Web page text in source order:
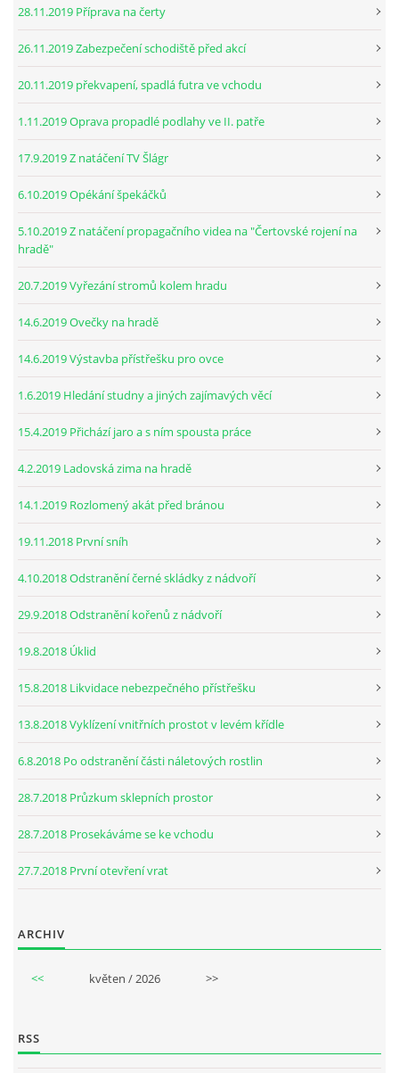
28.11.2019 Příprava na čerty
26.11.2019 Zabezpečení schodiště před akcí
20.11.2019 překvapení, spadlá futra ve vchodu
1.11.2019 Oprava propadlé podlahy ve II. patře
17.9.2019 Z natáčení TV Šlágr
6.10.2019 Opékání špekáčků
5.10.2019 Z natáčení propagačního videa na "Čertovské rojení na
hradě"
20.7.2019 Vyřezání stromů kolem hradu
14.6.2019 Ovečky na hradě
14.6.2019 Výstavba přístřešku pro ovce
1.6.2019 Hledání studny a jiných zajímavých věcí
15.4.2019 Přichází jaro a s ním spousta práce
4.2.2019 Ladovská zima na hradě
14.1.2019 Rozlomený akát před bránou
19.11.2018 První sníh
4.10.2018 Odstranění černé skládky z nádvoří
29.9.2018 Odstranění kořenů z nádvoří
19.8.2018 Úklid
15.8.2018 Likvidace nebezpečného přístřešku
13.8.2018 Vyklízení vnitřních prostot v levém křídle
6.8.2018 Po odstranění části náletových rostlin
28.7.2018 Průzkum sklepních prostor
28.7.2018 Prosekáváme se ke vchodu
27.7.2018 První otevření vrat
ARCHIV
<< květen / 2026 >>
RSS